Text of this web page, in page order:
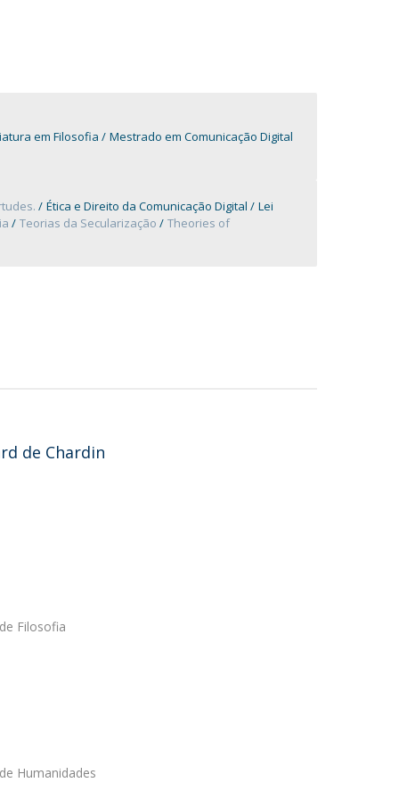
em Filosofia
Mestrado em Comunicação Digital
Ética e Direito da Comunicação Digital
Lei
Teorias da Secularização
Theories of
de Chardin
Filosofia
Humanidades